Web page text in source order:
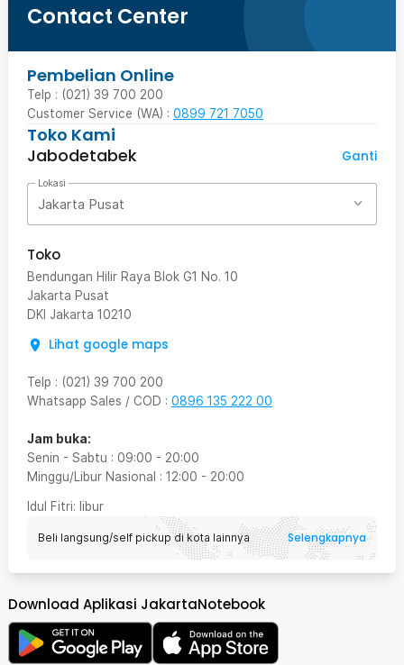
Contact Center
Pembelian Online
Telp : (021) 39 700 200
Customer Service (WA) : 0899 721 7050
Toko Kami
Jabodetabek
Ganti
Lokasi
Jakarta Pusat
Toko
Bendungan Hilir Raya Blok G1 No. 10
Jakarta Pusat
DKI Jakarta 10210
Lihat google maps
Telp : (021) 39 700 200
Whatsapp Sales / COD : 0896 135 222 00
Jam buka:
Senin - Sabtu : 09:00 - 20:00
Minggu/Libur Nasional : 12:00 - 20:00
Idul Fitri: libur
Beli langsung/self pickup di kota lainnya Selengkapnya
Download Aplikasi JakartaNotebook